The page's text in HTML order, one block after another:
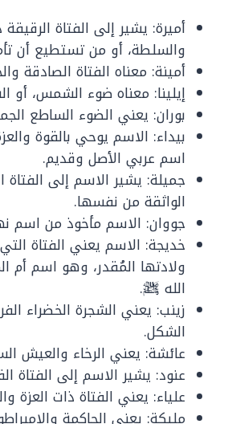
أميرة: يشير إلى الفتاة
والسلطة، أو من تستطيع أن
أمينة: معناه الفتاة الصادقة
إيلينا: معناه ضوء الشمس، أو
بوران: يعني الضوء الساطع
بيداء: الاسم يوحي بالقوة
اسم عربي الأصل وقديم.
جميلة: يشير الاسم إلى الفتاة
الواثقة من نفسها.
جووان: الاسم مأخوذ من اسم
خديجة: الاسم يعني الفتاة
ولادتها المُقدر، وهو اسم أم
الله ﷺ.
زينب: يعني الشجرة الخضراء
الشكل.
عائشة: يعني الرخاء والعيش
عنود: يشير الاسم إلى الفتاة
علياء: يعني الفتاة ذات العزة
مليكة: يعني الحاكمة